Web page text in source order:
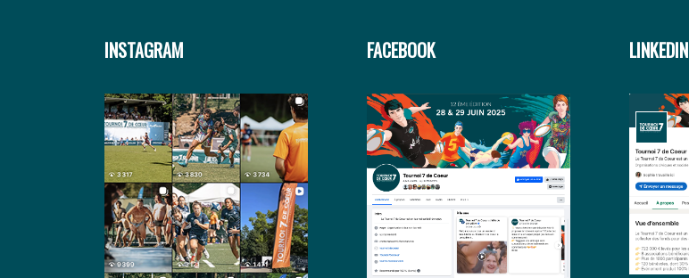
INSTAGRAM FACEBOOK LINKEDIN